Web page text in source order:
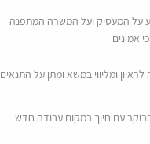
על המעסיק ועל המשרה המתפנה
אמינים
ומליווי במשא ומתן על התנאים
עם חיוך במקום עבודה חדש